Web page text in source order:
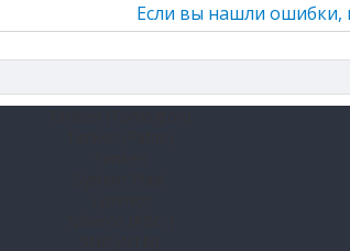
Если вы нашли ошибки,